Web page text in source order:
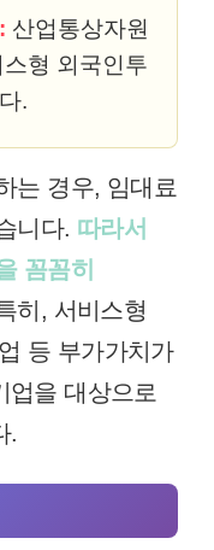
산업통상자원
형 외국인투
.
는 경우, 임대료
니다. 따라서
꼼꼼히
히, 서비스형
등 부가가치가
업을 대상으로
.